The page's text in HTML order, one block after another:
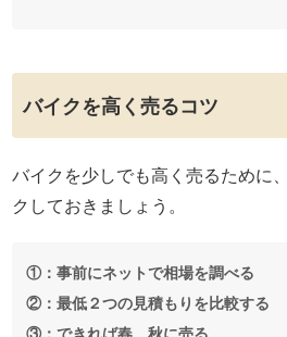
バイクを高く売るコツ
バイクを少しでも高く売るために
クしておきましょう。
①：事前にネットで相場を調べる
②：最低２つの見積もりを比較する
③：できれば春、秋に売る